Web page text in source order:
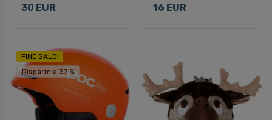
30 EUR 16 EUR
FINE SALDI
Risparmia 37 %